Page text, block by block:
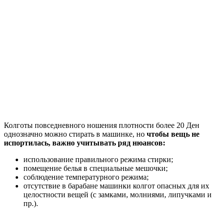
Колготы повседневного ношения плотности более 20 Ден
однозначно можно стирать в машинке, но чтобы вещь не
испортилась, важно учитывать ряд нюансов:
использование правильного режима стирки;
помещение белья в специальные мешочки;
соблюдение температурного режима;
отсутствие в барабане машинки колгот опасных для их
целостности вещей (с замками, молниями, липучками и
пр.).